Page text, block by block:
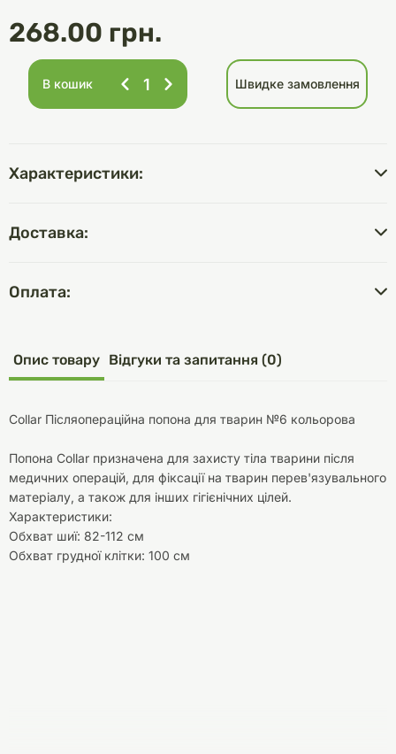
268.00 грн.
В кошик Швидке замовлення
Характеристики:
Доставка:
Оплата:
Опис товару Відгуки та запитання (0)
Collar Післяопераційна попона для тварин №6 кольорова
Попона Collar призначена для захисту тіла тварини після
медичних операцій, для фіксації на тварин перев'язувального
матеріалу, а також для інших гігієнічних цілей.
Характеристики:
Обхват шиї: 82-112 см
Обхват грудної клітки: 100 см